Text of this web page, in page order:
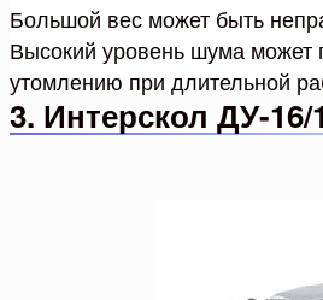
Большой вес может быть
Высокий уровень шума может
утомлению при длительной
3. Интерскол ДУ-